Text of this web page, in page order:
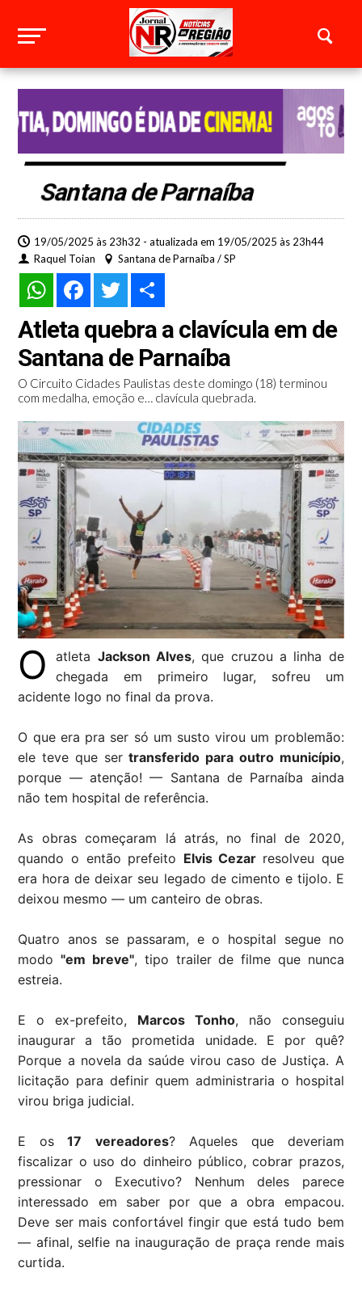
Santana de Parnaíba
19/05/2025 às 23h32 - atualizada em 19/05/2025 às 23h44
Raquel Toian
Santana de Parnaíba / SP
WhatsAppFacebookTwitter
Atleta quebra a clavícula em de
Santana de Parnaíba
O Circuito Cidades Paulistas deste domingo (18) terminou
com medalha, emoção e… clavícula quebrada.
O atleta Jackson Alves, que cruzou a linha de
chegada em primeiro lugar, sofreu um
acidente logo no final da prova.
O que era pra ser só um susto virou um problemão:
ele teve que sertransferido para outro município,
porque — atenção! — Santana de Parnaíba ainda
não tem hospital de referência.
As obras começaram lá atrás, no final de 2020,
quando o então prefeito Elvis Cezar resolveu que
era hora de deixar seu legado de cimento e tijolo. E
deixou mesmo — um canteiro de obras.
Quatro anos se passaram, e o hospital segue no
modo"em breve", tipo trailer de filme que nunca
estreia.
E o ex-prefeito, Marcos Tonho, não conseguiu
inaugurar a tão prometida unidade. E por quê?
Porque a novela da saúde virou caso de Justiça. A
licitação para definir quem administraria o hospital
virou briga judicial.
E os 17 vereadores? Aqueles que deveriam
fiscalizar o uso do dinheiro público, cobrar prazos,
pressionar o Executivo? Nenhum deles parece
interessado em saber por que a obra empacou.
Deve ser mais confortável fingir que está tudo bem
— afinal, selfie na inauguração de praça rende mais
curtida.